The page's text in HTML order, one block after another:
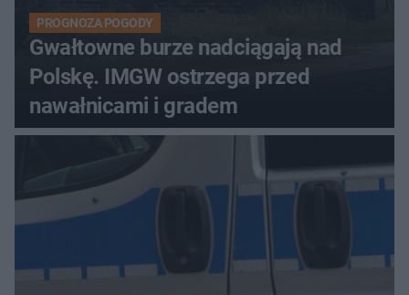
PROGNOZA POGODY
Gwałtowne burze nadciągają nad
Polskę. IMGW ostrzega przed
nawałnicami i gradem